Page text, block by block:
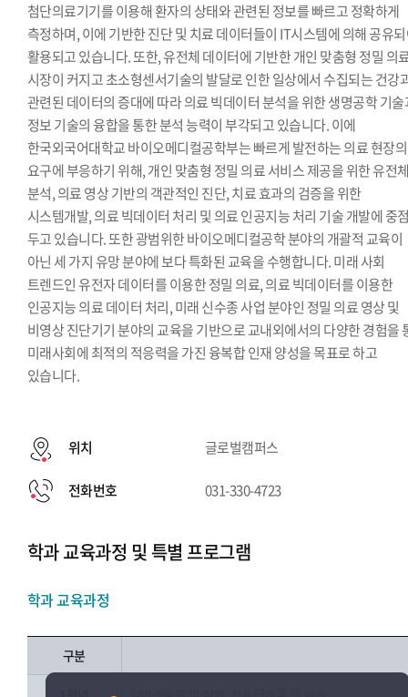
첨단의료기기를 이용해 환자의 상태와 관련된 정보를 빠르고 정확하게
측정하며, 이에 기반한 진단 및 치료 데이터들이 IT시스템에 의해 공유
활용되고 있습니다. 또한, 유전체 데이터에 기반한 개인 맞춤형 정밀 의
시장이 커지고 초소형센서기술의 발달로 인한 일상에서 수집되는 건강
관련된 데이터의 증대에 따라 의료 빅데이터 분석을 위한 생명공학 기
정보 기술의 융합을 통한 분석 능력이 부각되고 있습니다. 이에
한국외국어대학교 바이오메디컬공학부는 빠르게 발전하는 의료 현장의
요구에 부응하기 위해, 개인 맞춤형 정밀 의료 서비스 제공을 위한 유전
분석, 의료 영상 기반의 객관적인 진단, 치료 효과의 검증을 위한
시스템개발, 의료 빅데이터 처리 및 의료 인공지능 처리 기술 개발에 중
두고 있습니다. 또한 광범위한 바이오메디컬공학 분야의 개괄적 교육이
아닌 세 가지 유망 분야에 보다 특화된 교육을 수행합니다. 미래 사회
트렌드인 유전자 데이터를 이용한 정밀 의료, 의료 빅데이터를 이용한
인공지능 의료 데이터 처리, 미래 신수종 사업 분야인 정밀 의료 영상 및
비영상 진단기기 분야의 교육을 기반으로 교내외에서의 다양한 경험을
미래사회에 최적의 적응력을 가진 융복합 인재 양성을 목표로 하고
있습니다.
위치 글로벌캠퍼스
전화번호 031-330-4723
학과 교육과정 및 특별 프로그램
학과 교육과정
구분